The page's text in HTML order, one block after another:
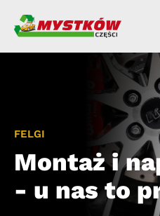
FELGI
Montaż i
- u nas to